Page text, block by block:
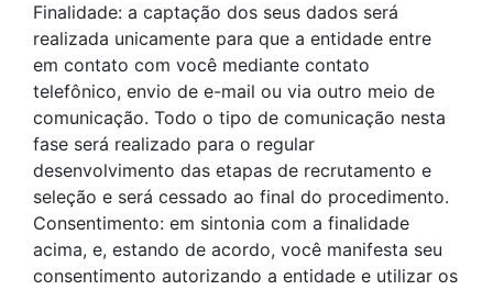
Finalidade: a captação dos seus dados será
realizada unicamente para que a entidade entre
em contato com você mediante contato
telefônico, envio de e-mail ou via outro meio de
comunicação. Todo o tipo de comunicação nesta
fase será realizado para o regular
desenvolvimento das etapas de recrutamento e
seleção e será cessado ao final do procedimento.
Consentimento: em sintonia com a finalidade
acima, e, estando de acordo, você manifesta seu
consentimento autorizando a entidade e utilizar os